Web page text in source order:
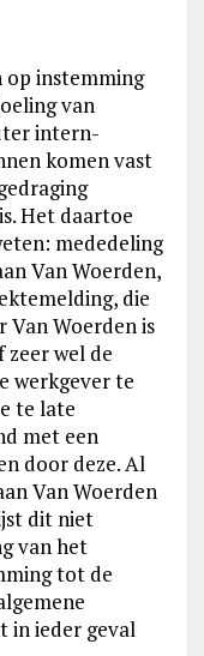
op instemming
van
intern-
komen vast
Het daartoe
mededeling
Van Woerden,
die
Van Woerden is
wel de
werkgever te
te late
met een
door deze. Al
Van Woerden
dit niet
van het
tot de
in ieder geval